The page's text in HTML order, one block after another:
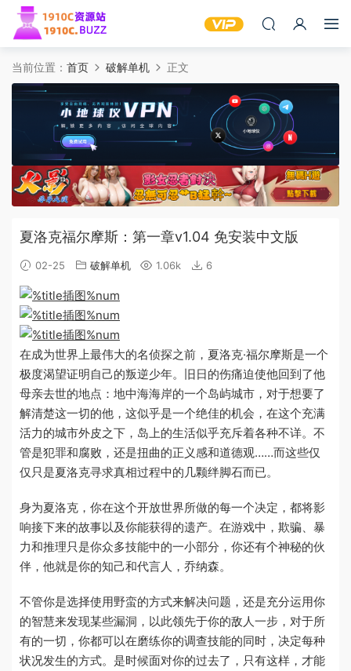
当前位置： 首页 破解单机 正文
夏洛克福尔摩斯：第一章v1.04 免安装中文版
02-25 破解单机 1.06k 6
在成为世界上最伟大的名侦探之前，夏洛克·福尔摩斯是一个
极度渴望证明自己的叛逆少年。旧日的伤痛迫使他回到了他
母亲去世的地点：地中海海岸的一个岛屿城市，对于想要了
解清楚这一切的他，这似乎是一个绝佳的机会，在这个充满
活力的城市外皮之下，岛上的生活似乎充斥着各种不详。不
管是犯罪和腐败，还是扭曲的正义感和道德观……而这些仅
仅只是夏洛克寻求真相过程中的几颗绊脚石而已。
身为夏洛克，你在这个开放世界所做的每一个决定，都将影
响接下来的故事以及你能获得的遗产。在游戏中，欺骗、暴
力和推理只是你众多技能中的一小部分，你还有个神秘的伙
伴，他就是你的知己和代言人，乔纳森。
不管你是选择使用野蛮的方式来解决问题，还是充分运用你
的智慧来发现某些漏洞，以此领先于你的敌人一步，对于所
有的一切，你都可以在磨练你的调查技能的同时，决定每种
状况发生的方式。是时候面对你的过去了，只有这样，才能